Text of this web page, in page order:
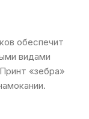
обеспечит
видами
«зебра»